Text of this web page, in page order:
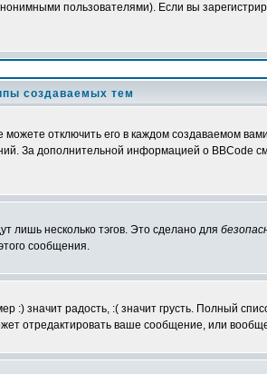
пользователями). Если вы
создаваемых тем
отключить его в каждом создаваемом
За дополнительной информацией о BBCode
лишь несколько тэгов. Это сделано для
сообщения.
значит радость, :( значит грусть. Полный
отредактировать ваше сообщение, или